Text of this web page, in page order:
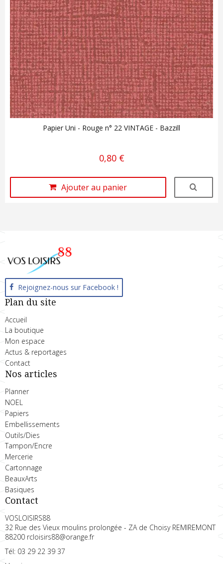
Papier Uni - Rouge n° 22 VINTAGE - Bazzill
0,80 €
Ajouter au panier
Rejoignez-nous sur Facebook !
Plan du site
Accueil
La boutique
Mon espace
Actus & reportages
Contact
Nos articles
Planner
NOEL
Papiers
Embellissements
Outils/Dies
Tampon/Encre
Mercerie
Cartonnage
BeauxArts
Basiques
Contact
VOSLOISIRS88
32 Rue des Vieux moulins prolongée - ZA de Choisy REMIREMONT
88200 rcloisirs88@orange.fr
Tél: 03 29 22 39 37